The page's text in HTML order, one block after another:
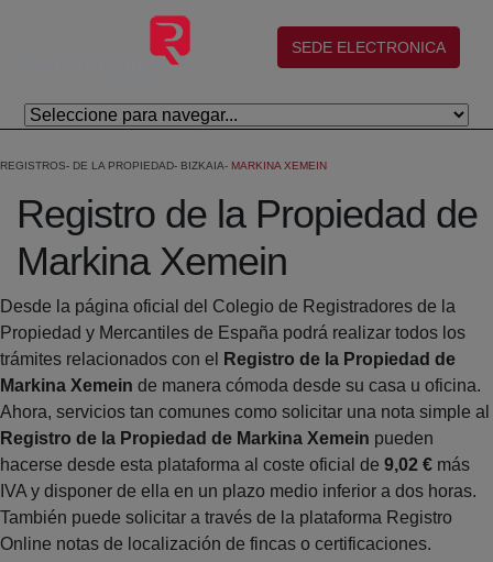
Skip to Main Content
(abre en nueva ventana)
SEDE ELECTRONICA
REGISTROS DE LA PROPIEDAD BIZKAIA MARKINA XEMEIN
Registro de la Propiedad de
Markina Xemein
Desde la página oficial del Colegio de Registradores de la
Propiedad y Mercantiles de España podrá realizar todos los
trámites relacionados con el
Registro de la Propiedad de
Markina Xemein de manera cómoda desde su casa u oficina.
Ahora, servicios tan comunes como solicitar una nota simple al
Registro de la Propiedad de Markina Xemein pueden
hacerse desde esta plataforma al coste oficial de 9,02 € más
IVA y disponer de ella en un plazo medio inferior a dos horas.
También puede solicitar a través de la plataforma Registro
Online notas de localización de fincas o certificaciones.